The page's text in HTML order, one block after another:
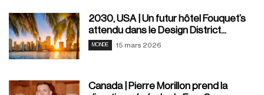
2030, USA | Un futur hôtel Fouquet’s
attendu dans le Design District...
MONDE 15 mars 2026
Canada | Pierre Morillon prend la